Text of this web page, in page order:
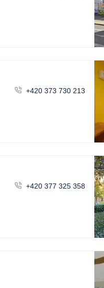
+420 373 730 213
+420 377 325 358